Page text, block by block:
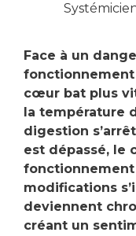
Face à un
cœur bat plus
la température
digestion
est dépassé, le
fonctionnement
modifications
deviennent
créant un